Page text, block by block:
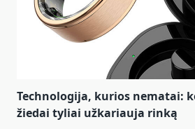
Technologija, kurios nematai:
žiedai tyliai užkariauja rinką